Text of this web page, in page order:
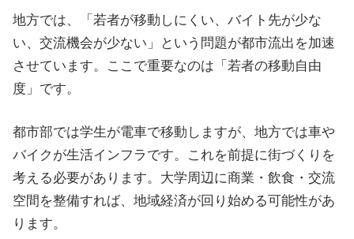
地方では、「若者が移動しにくい、バイト先が少な
い、交流機会が少ない」という問題が都市流出を加速
させています。ここで重要なのは「若者の移動自由
度」です。
都市部では学生が電車で移動しますが、地方では車や
バイクが生活インフラです。これを前提に街づくりを
考える必要があります。大学周辺に商業・飲食・交流
空間を整備すれば、地域経済が回り始める可能性があ
ります。